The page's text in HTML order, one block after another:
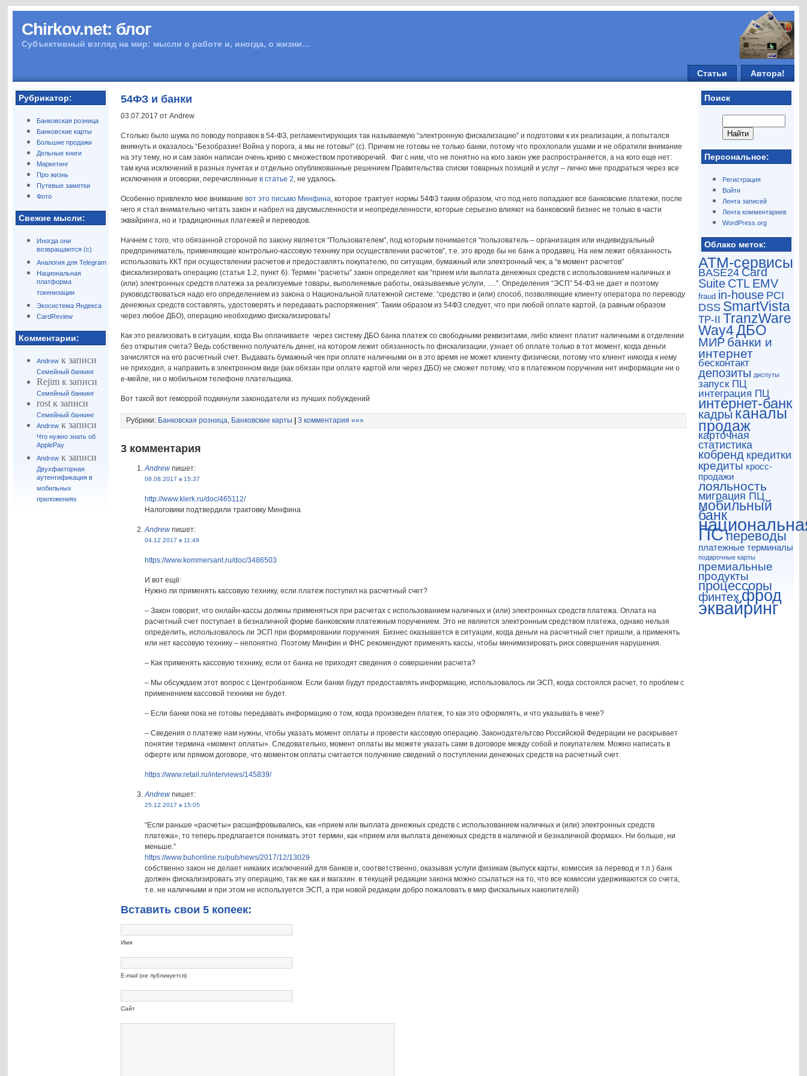
Chirkov.net: блог
Субъективный взгляд на мир: мысли о работе и, иногда, о жизни…
Статьи Автора!
Рубрикатор:
Банковская розница
Банковские карты
Большие продажи
Дельные книги
Маркетинг
Про жизнь
Путевые заметки
Фото
Свежие мысли:
Иногда они
возвращаются (с)
Аналогия для Telegram
Национальная
платформа
токенизации
Экосистема Яндекса
CardReview
Комментарии:
Andrew к записи
Семейный банкинг
Rejim к записи
Семейный банкинг
rost к записи
Семейный банкинг
Andrew к записи
Что нужно знать об
ApplePay
Andrew к записи
Двухфакторная
аутентификация в
мобильных
приложениях
Поиск
Персональное:
Регистрация
Войти
Лента записей
Лента комментариев
WordPress.org
Облако меток:
ATM-сервисы
BASE24 Card
Suite CTL EMV
fraud in-house PCI
DSS SmartVista
TP-II TranzWare
Way4ДБО
МИР банки и
интернет
бесконтакт
депозиты диспуты
запуск ПЦ
интеграция ПЦ
интернет-банк
кадры каналы
продаж
карточная
статистика
кобренд кредитки
кредиты кросс-
продажи
лояльность
миграция ПЦ
мобильный
банк
ПСпереводы
платежные терминалы
подарочные карты
премиальные
продукты
процессоры
финтехфрод
эквайринг
54ФЗ и банки
03.07.2017 от Andrew
Столько было шума по поводу поправок в 54-ФЗ, регламентирующих так называемую “электронную фискализацию” и подготовки к их реализации, а попытался
вникнуть и оказалось “Безобразие! Война у порога, а мы не готовы!” (с). Причем не готовы не только банки, потому что прохлопали ушами и не обратили внимание
на эту тему, но и сам закон написан очень криво с множеством противоречий. Фиг с ним, что не понятно на кого закон уже распространяется, а на кого еще нет:
там куча исключений в разных пунктах и отдельно опубликованные решением Правительства списки товарных позиций и услуг – лично мне продраться через все
исключения и оговорки, перечисленныев статье 2, не удалось.
Особенно привлекло мое вниманиевот это письмо Минфина, которое трактует нормы 54ФЗ таким образом, что под него попадают все банковские платежи, после
чего я стал внимательно читать закон и набрел на двусмысленности и неопределенности, которые серьезно влияют на банковский бизнес не только в части
эквайринга, но и традиционных платежей и переводов.
Начнем с того, что обязанной стороной по закону является “Пользователем”, под которым понимается “пользователь – организация или индивидуальный
предприниматель, применяющие контрольно-кассовую технику при осуществлении расчетов”, т.е. это вроде бы не банк а продавец. На нем лежит обязанность
использовать ККТ при осуществлении расчетов и предоставлять покупателю, по ситуации, бумажный или электронный чек, а “в момент расчетов”
фискализировать операцию (статья 1.2, пункт 6). Термин “расчеты” закон определяет как “прием или выплата денежных средств с использованием наличных и
(или) электронных средств платежа за реализуемые товары, выполняемые работы, оказываемые услуги, ….”. Определения “ЭСП” 54-ФЗ не дает и поэтому
руководствоваться надо его определением из закона о Национальной платежной системе: “средство и (или) способ, позволяющие клиенту оператора по переводу
денежных средств составлять, удостоверять и передавать распоряжения”. Таким образом из 54ФЗ следует, что при любой оплате картой, (а равным образом
через любое ДБО), операцию необходимо фискализировать!
Как это реализовать в ситуации, когда Вы оплачиваете через систему ДБО банка платеж со свободными реквизитами, либо клиент платит наличными в отделении
без открытия счета? Ведь собственно получатель денег, на котором лежит обязанность по фискализации, узнает об оплате только в тот момент, когда деньги
зачислятся на его расчетный счет. Выдавать бумажный чек при оплате наличными он в это время не может клиенту физически, потому что клиент никогда к нему
не приходил, а направить в электронном виде (как обязан при оплате картой или через ДБО) не сможет потому, что в платежном поручении нет информации ни о
е-мейле, ни о мобильном телефоне плательщика.
Вот такой вот геморрой подкинули законодатели из лучших побуждений
Рубрики: Банковская розница, Банковские карты 3 комментария »»»
3 комментария
Andrewпишет:
08.08.2017 в 15:37
http://www.klerk.ru/doc/465112/
Налоговики подтвердили трактовку Минфина
Andrewпишет:
04.12.2017 в 11:49
https://www.kommersant.ru/doc/3486503
И вот ещё:
Нужно ли применять кассовую технику, если платеж поступил на расчетный счет?
– Закон говорит, что онлайн-кассы должны применяться при расчетах с использованием наличных и (или) электронных средств платежа. Оплата на
расчетный счет поступает в безналичной форме банковским платежным поручением. Это не является электронным средством платежа, однако нельзя
определить, использовалось ли ЭСП при формировании поручения. Бизнес оказывается в ситуации, когда деньги на расчетный счет пришли, а применять
или нет кассовую технику – непонятно. Поэтому Минфин и ФНС рекомендуют применять кассы, чтобы минимизировать риск совершения нарушения.
– Как применять кассовую технику, если от банка не приходят сведения о совершении расчета?
– Мы обсуждаем этот вопрос с Центробанком. Если банки будут предоставлять информацию, использовалось ли ЭСП, когда состоялся расчет, то проблем с
применением кассовой техники не будет.
– Если банки пока не готовы передавать информацию о том, когда произведен платеж, то как это оформлять, и что указывать в чеке?
– Сведения о платеже нам нужны, чтобы указать момент оплаты и провести кассовую операцию. Законодательтсво Российской Федерации не раскрывает
понятие термина «момент оплаты». Следовательно, момент оплаты вы можете указать сами в договоре между собой и покупателем. Можно написать в
оферте или прямом договоре, что моментом оплаты считается получение сведений о поступлении денежных средств на расчетный счет.
https://www.retail.ru/interviews/145839/
Andrewпишет:
25.12.2017 в 15:05
“Если раньше «расчеты» расшифровывались, как «прием или выплата денежных средств с использованием наличных и (или) электронных средств
платежа», то теперь предлагается понимать этот термин, как «прием или выплата денежных средств в наличной и безналичной формах». Ни больше, ни
меньше.”
https://www.buhonline.ru/pub/news/2017/12/13029
собственно закон не делает никаких исключений для банков и, соответственно, оказывая услуги физикам (выпуск карты, комиссия за перевод и т.п.) банк
должен фискализировать эту операцию, так же как и магазин. в текущей редакции закона можно ссылаться на то, что все комиссии удерживаются со счета,
т.е. не наличными и при этом не используется ЭСП, а при новой редакции добро пожаловать в мир фискальных накопителей)
Вставить свои 5 копеек:
Имя
E-mail (не публикуется)
Сайт